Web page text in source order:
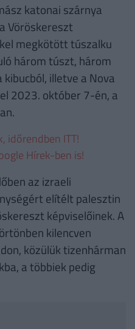
katonai szárnya
Vöröskereszt
megkötött túszalku
három túszt, három
illetve a Nova
2023. október 7-én, a
időrendben ITT!
Hírek-ben is!
az izraeli
elítélt palesztin
képviselőinek. A
kilencven
közülük tizenhárman
a többiek pedig